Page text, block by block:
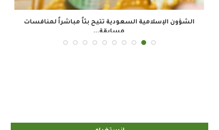
الشؤون الإسلامية السعودية تتيح بثاً مباشراً لمنافسات
مسابقة...